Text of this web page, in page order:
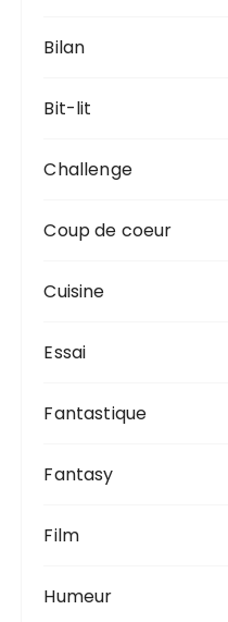
Bilan
Bit-lit
Challenge
Coup de coeur
Cuisine
Essai
Fantastique
Fantasy
Film
Humeur